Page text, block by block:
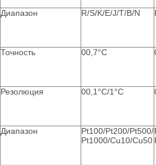
Диапазон R/S/K/E/J/T/B/N
Точность 00,7°C
Резолюция 00,1°C/1°C
Диапазон
Pt100/Pt200/Pt500/
Pt1000/Cu10/Cu50